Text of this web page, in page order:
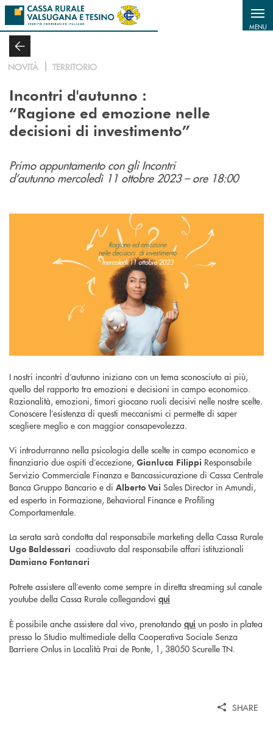
Salta al contenuto principale
MENU
NOVITÀ TERRITORIO
Incontri d'autunno :
“Ragione ed emozione nelle
decisioni di investimento”
Primo appuntamento con gli Incontri
d’autunno mercoledì 11 ottobre 2023 – ore 18:00
I nostri incontri d’autunno iniziano con un tema sconosciuto ai più,
quello del rapporto tra emozioni e decisioni in campo economico.
Razionalità, emozioni, timori giocano ruoli decisivi nelle nostre scelte.
Conoscere l’esistenza di questi meccanismi ci permette di saper
scegliere meglio e con maggior consapevolezza.
Vi introdurranno nella psicologia delle scelte in campo economico e
finanziario due ospiti d’eccezione, Gianluca Filippi Responsabile
Servizio Commerciale Finanza e Bancassicurazione di Cassa Centrale
Banca Gruppo Bancario e di Alberto Vai Sales Director in Amundi,
ed esperto in Formazione, Behavioral Finance e Profiling
Comportamentale.
La serata sarà condotta dal responsabile marketing della Cassa Rurale
Ugo Baldessari coadiuvato dal responsabile affari istituzionali
Damiano Fontanari
Potrete assistere all’evento come sempre in diretta streaming sul canale
youtube della Cassa Rurale collegandovi qui
È possibile anche assistere dal vivo, prenotando qui un posto in platea
presso lo Studio multimediale della Cooperativa Sociale Senza
Barriere Onlus in Località Prai de Ponte, 1, 38050 Scurelle TN.
SHARE